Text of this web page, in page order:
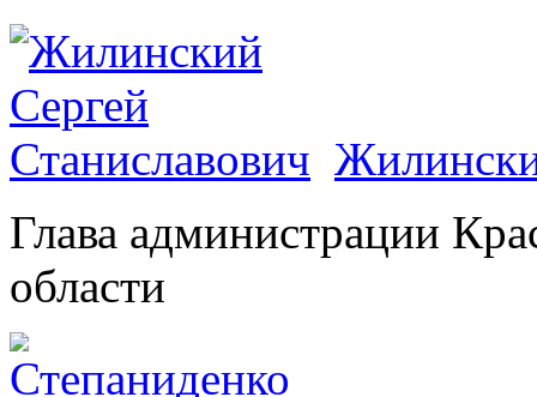
Глава администрации
области